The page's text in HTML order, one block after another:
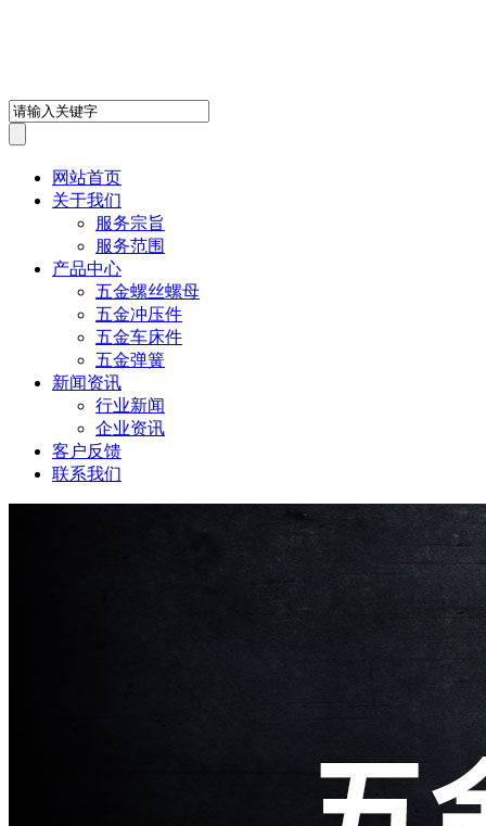
网站首页
关于我们
服务宗旨
服务范围
产品中心
五金螺丝螺母
五金冲压件
五金车床件
五金弹簧
新闻资讯
行业新闻
企业资讯
客户反馈
联系我们